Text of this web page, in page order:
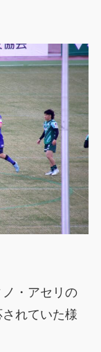
・アセリの
れていた様